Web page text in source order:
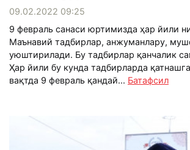
09.02.2022 09:25
9 февраль санаси юртимизда ҳар йили
Маънавий тадбирлар, анжуманлару,
уюштирилади. Бу тадбирлар қанчалик
Ҳар йили бу кунда тадбирларда
вақтда 9 февраль қандай... Батафсил